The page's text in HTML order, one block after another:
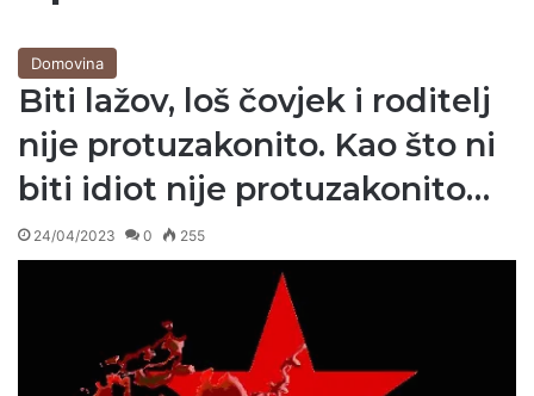
Domovina
Biti lažov, loš čovjek i roditelj
nije protuzakonito. Kao što ni
biti idiot nije protuzakonito…
24/04/2023 0 255